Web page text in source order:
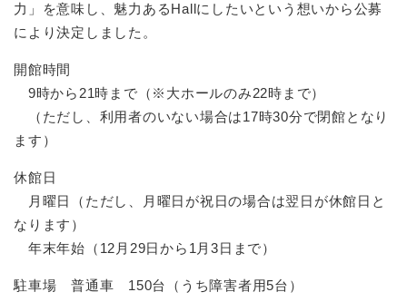
力」を意味し、魅力あるHallにしたいという想いから公募
により決定しました。
開館時間
9時から21時まで（※大ホールのみ22時まで）
（ただし、利用者のいない場合は17時30分で閉館となり
ます）
休館日
月曜日（ただし、月曜日が祝日の場合は翌日が休館日と
なります）
年末年始（12月29日から1月3日まで）
駐車場 普通車 150台（うち障害者用5台）